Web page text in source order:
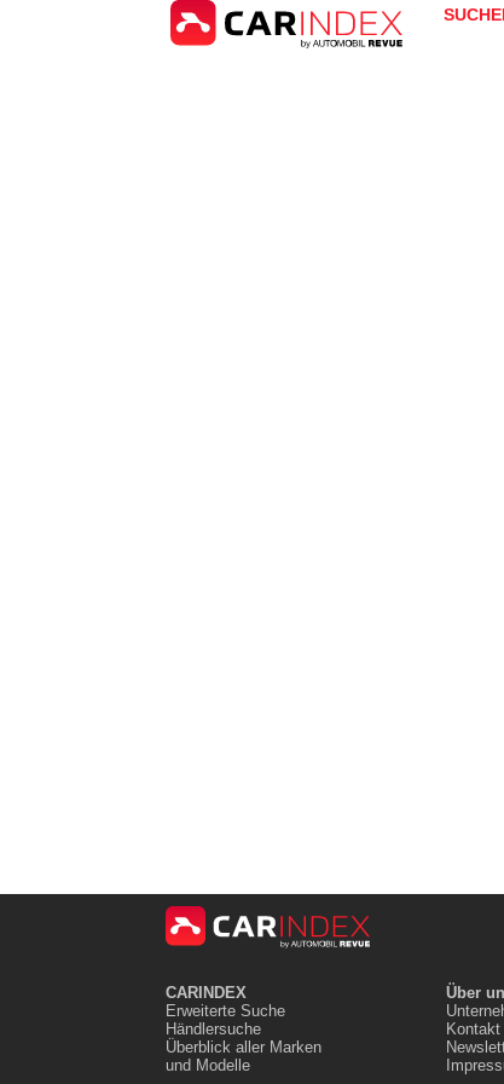
CARINDEX
Erweiterte Suche
Händlersuche
Überblick aller Marken
und Modelle
Über
Kontakt